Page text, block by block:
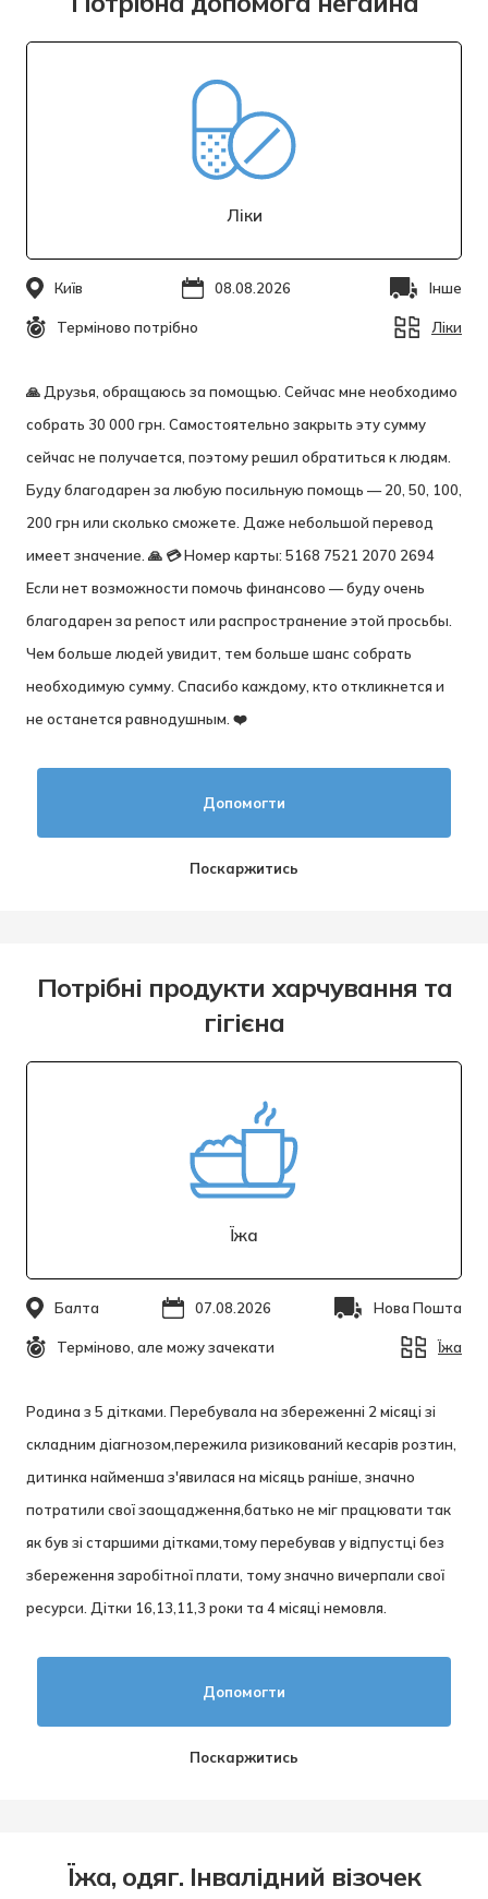
Лiки
🙏 Друзья, обращаюсь за помощью. Сейчас мне необходимо
собрать 30 000 грн. Самостоятельно закрыть эту сумму
сейчас не получается, поэтому решил обратиться к людям.
Буду благодарен за любую посильную помощь — 20, 50, 100,
200 грн или сколько сможете. Даже небольшой перевод
имеет значение. 🙏 💳 Номер карты: 5168 7521 2070 2694
Если нет возможности помочь финансово — буду очень
благодарен за репост или распространение этой просьбы.
Чем больше людей увидит, тем больше шанс собрать
необходимую сумму. Спасибо каждому, кто откликнется и
не останется равнодушным. ❤️
Київ 08.08.2026 Інше
Терміново потрібно Лiки
Поскаржитись
Допомогти
Потрібні продукти харчування та
гігієна
Їжа
Родина з 5 дітками. Перебувала на збереженні 2 місяці зі
складним діагнозом,пережила ризикований кесарів розтин,
дитинка найменша з'явилася на місяць раніше, значно
потратили свої заощадження,батько не міг працювати так
як був зі старшими дітками,тому перебував у відпустці без
збереження заробітної плати, тому значно вичерпали свої
ресурси. Дітки 16,13,11,3 роки та 4 місяці немовля.
Балта 07.08.2026 Нова Пошта
Терміново, але можу зачекати Їжа
Поскаржитись
Допомогти
Їжа, одяг. Інвалідний візочек